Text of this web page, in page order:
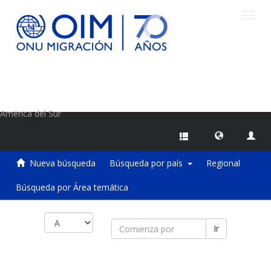
América del Sur
Nueva búsqueda Búsqueda por país Regional
Búsqueda por Área temática
Ir